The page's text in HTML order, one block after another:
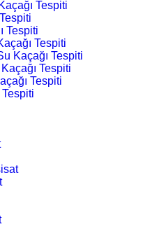
Tespiti
Tespiti
Tespiti
Kaçağı Tespiti
Tespiti
Tespiti
Tespiti